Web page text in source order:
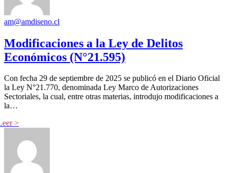
am@amdiseno.cl
Modificaciones a la Ley de Delitos
Económicos (N°21.595)
Con fecha 29 de septiembre de 2025 se publicó en el Diario Oficial
la Ley N°21.770, denominada Ley Marco de Autorizaciones
Sectoriales, la cual, entre otras materias, introdujo modificaciones a
la…